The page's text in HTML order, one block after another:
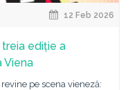
12 Feb 2026
ediție a
Viena
pe scena vieneză: